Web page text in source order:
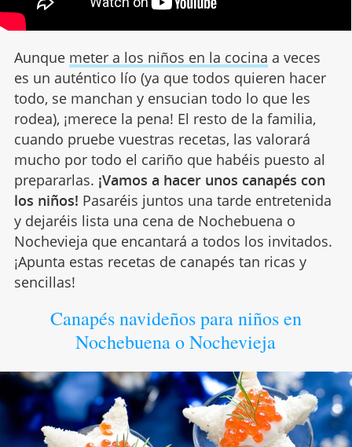
Aunque meter a los niños en la cocina a veces
es un auténtico lío (ya que todos quieren hacer
todo, se manchan y ensucian todo lo que les
rodea), ¡merece la pena! El resto de la familia,
cuando pruebe vuestras recetas, las valorará
mucho por todo el cariño que habéis puesto al
prepararlas. ¡Vamos a hacer unos canapés con
los niños! Pasaréis juntos una tarde entretenida
y dejaréis lista una cena de Nochebuena o
Nochevieja que encantará a todos los invitados.
¡Apunta estas recetas de canapés tan ricas y
sencillas!
Canapés navideños para niños en
Nochebuena o Nochevieja